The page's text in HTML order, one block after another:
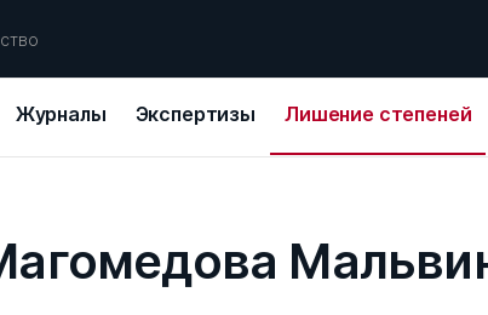
Журналы Экспертизы Лишение степеней